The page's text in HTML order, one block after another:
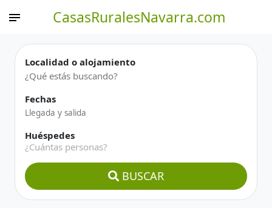
CasasRuralesNavarra.com
Localidad o alojamiento
Fechas
Huéspedes
¿Cuántas personas?
BUSCAR